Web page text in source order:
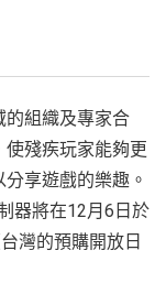
的組織及專家合
殘疾玩家能夠更
享遊戲的樂趣。
器將在12月6日於
灣的預購開放日